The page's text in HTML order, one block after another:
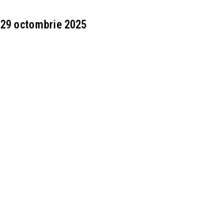
29 octombrie 2025